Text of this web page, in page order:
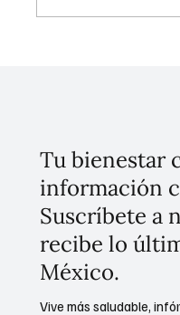
Tu bienestar
información
Suscríbete a
recibe lo
México.
Vive más saludable,